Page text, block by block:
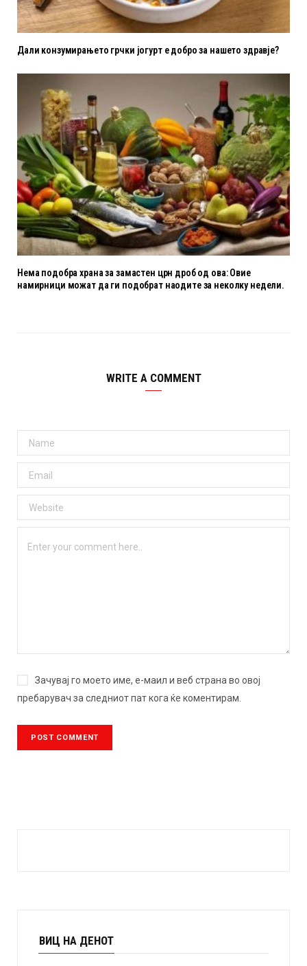
Дали конзумирањето грчки јогурт е добро за нашето здравје?
Нема подобра храна за замастен црн дроб од ова: Овие
намирници можат да ги подобрат наодите за неколку недели.
WRITE A COMMENT
Зачувај го моето име, е-маил и веб страна во овој
пребарувач за следниот пат кога ќе коментирам.
ВИЦ НА ДЕНОТ